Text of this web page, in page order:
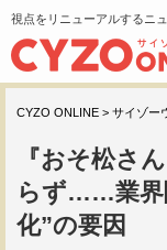
視点をリニューアルするニ
CYZO ONLINE > サイゾー
『おそ松さ
らず……業界
化”の要因